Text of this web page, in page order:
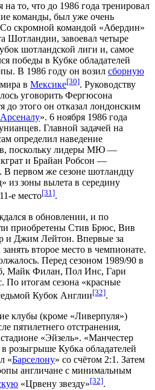
на то, что до 1986 года тренировал
команды, был уже очень
скромной командой «Абердин»
Шотландии, завоевал четыре
шотландской лиги и, самое
победы в Кубке обладателей
. В 1986 году он возил сборную
в Мексике[30]. Руководству
уговорить Фергюсона
до этого он отказал лондонским
Арсеналу». 6 ноября 1986 года
Главной задачей на
определил наведение
поскольку лидеры МЮ —
и Брайан Робсон —
. В первом же сезоне шотландцу
из зоны вылета в середину
е место[31].
в обновлении, и по
приобретены Стив Брюс, Вив
и Джим Лейтон. Впервые за
второе место в чемпионате.
Перед сезоном 1989/90 в
, Майк Филан, Пол Инс, Гари
. По итогам сезона «красные
Кубок Англии[32].
клубы (кроме «Ливерпуля»)
пятилетнего отстранения,
«Эйзель». «Манчестер
в розыгрыше Кубка обладателей
«Барселону» со счётом 2:1. Затем
англичане с минимальным
«Црвену звезду»[32].